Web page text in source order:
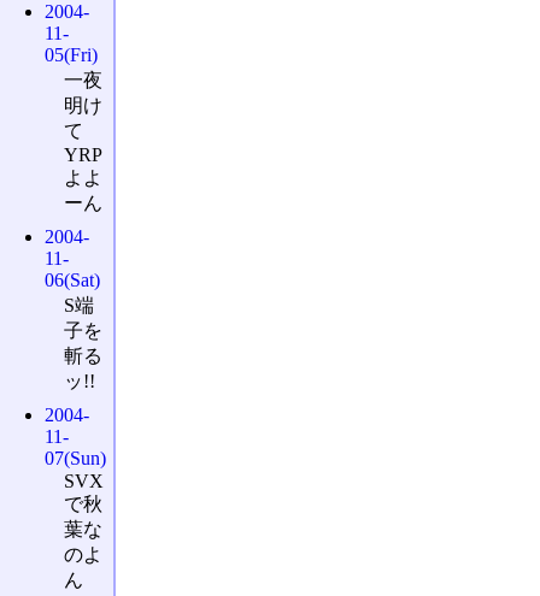
2004-
11-
05(Fri)
一夜
明け
て
YRP
よよ
ーん
2004-
11-
06(Sat)
S端
子を
斬る
ッ!!
2004-
11-
07(Sun)
SVX
で秋
葉な
のよ
ん